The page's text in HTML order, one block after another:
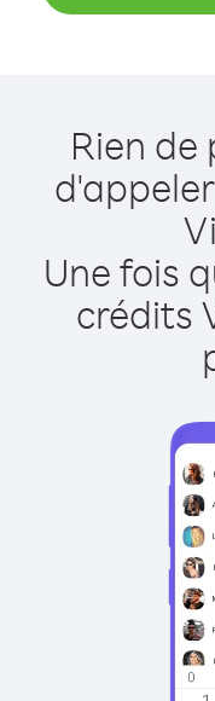
Rien de
Une fois
crédits